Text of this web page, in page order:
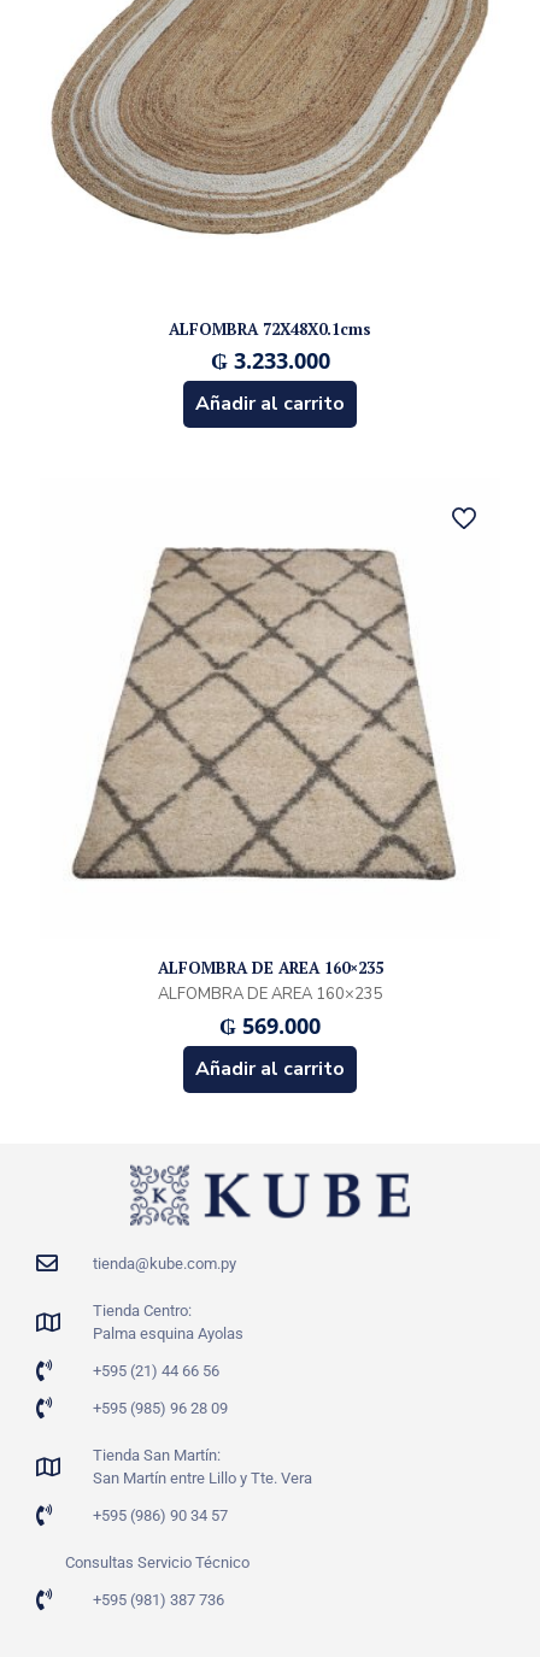
ALFOMBRA 72X48X0.1cms
₲3.233.000
Añadir al carrito
ALFOMBRA DE AREA 160×235
ALFOMBRA DE AREA 160×235
₲ 569.000
Añadir al carrito
tienda@kube.com.py
Tienda Centro:
Palma esquina Ayolas
+595 (21) 44 66 56
+595 (985) 96 28 09
Tienda San Martín:
San Martín entre Lillo y Tte. Vera
+595 (986) 90 34 57
Consultas Servicio Técnico
+595 (981) 387 736